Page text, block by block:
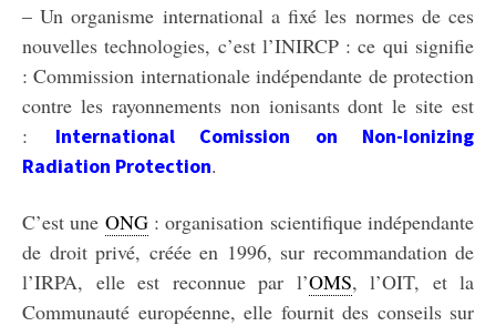
– Un organisme international a fixé les normes de ces
nouvelles technologies, c’est l’INIRCP : ce qui signifie
: Commission internationale indépendante de protection
contre les rayonnements non ionisants dont le site est
: International Comission on Non-Ionizing
Radiation Protection.
C’est une ONG: organisation scientifique indépendante
de droit privé, créée en 1996, sur recommandation de
l’IRPA, elle est reconnue par l’OMS, l’OIT, et la
Communauté européenne, elle fournit des conseils sur